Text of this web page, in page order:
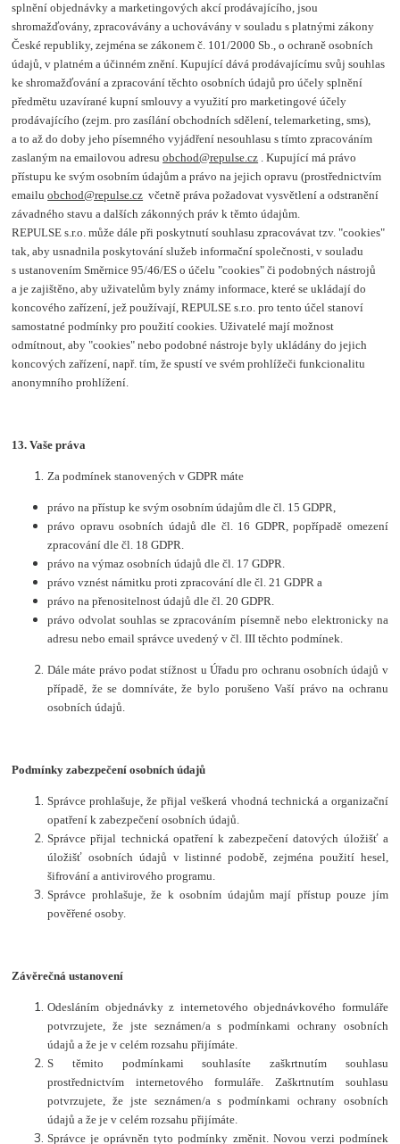
splnění objednávky a marketingových akcí prodávajícího, jsou
shromažďovány, zpracovávány a uchovávány v souladu s platnými zákony
České republiky, zejména se zákonem č. 101/2000 Sb., o ochraně osobních
údajů, v platném a účinném znění. Kupující dává prodávajícímu svůj souhlas
ke shromažďování a zpracování těchto osobních údajů pro účely splnění
předmětu uzavírané kupní smlouvy a využití pro marketingové účely
prodávajícího (zejm. pro zasílání obchodních sdělení, telemarketing, sms),
a to až do doby jeho písemného vyjádření nesouhlasu s tímto zpracováním
zaslaným na emailovou adresuobchod@repulse.cz . Kupující má právo
přístupu ke svým osobním údajům a právo na jejich opravu (prostřednictvím
emailuobchod@repulse.cz včetně práva požadovat vysvětlení a odstranění
závadného stavu a dalších zákonných práv k těmto údajům.
REPULSE s.r.o. může dále při poskytnutí souhlasu zpracovávat tzv. "cookies"
tak, aby usnadnila poskytování služeb informační společnosti, v souladu
s ustanovením Směrnice 95/46/ES o účelu "cookies" či podobných nástrojů
a je zajištěno, aby uživatelům byly známy informace, které se ukládají do
koncového zařízení, jež používají, REPULSE s.r.o. pro tento účel stanoví
samostatné podmínky pro použití cookies. Uživatelé mají možnost
odmítnout, aby "cookies" nebo podobné nástroje byly ukládány do jejich
koncových zařízení, např. tím, že spustí ve svém prohlížeči funkcionalitu
anonymního prohlížení.
13. Vaše práva
Za podmínek stanovených v GDPR máte
právo na přístup ke svým osobním údajům dle čl. 15 GDPR,
právo opravu osobních údajů dle čl. 16 GDPR, popřípadě omezení
zpracování dle čl. 18 GDPR.
právo na výmaz osobních údajů dle čl. 17 GDPR.
právo vznést námitku proti zpracování dle čl. 21 GDPR a
právo na přenositelnost údajů dle čl. 20 GDPR.
právo odvolat souhlas se zpracováním písemně nebo elektronicky na
adresu nebo email správce uvedený v čl. III těchto podmínek.
Dále máte právo podat stížnost u Úřadu pro ochranu osobních údajů v
případě, že se domníváte, že bylo porušeno Vaší právo na ochranu
osobních údajů.
Podmínky zabezpečení osobních údajů
Správce prohlašuje, že přijal veškerá vhodná technická a organizační
opatření k zabezpečení osobních údajů.
Správce přijal technická opatření k zabezpečení datových úložišť a
úložišť osobních údajů v listinné podobě, zejména použití hesel,
šifrování a antivirového programu.
Správce prohlašuje, že k osobním údajům mají přístup pouze jím
pověřené osoby.
Závěrečná ustanovení
Odesláním objednávky z internetového objednávkového formuláře
potvrzujete, že jste seznámen/a s podmínkami ochrany osobních
údajů a že je v celém rozsahu přijímáte.
S těmito podmínkami souhlasíte zaškrtnutím souhlasu
prostřednictvím internetového formuláře. Zaškrtnutím souhlasu
potvrzujete, že jste seznámen/a s podmínkami ochrany osobních
údajů a že je v celém rozsahu přijímáte.
Správce je oprávněn tyto podmínky změnit. Novou verzi podmínek